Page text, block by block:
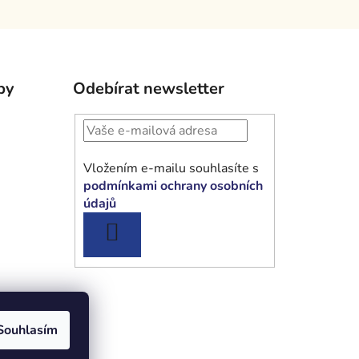
Odebírat newsletter
Vložením e-mailu souhlasíte s
podmínkami ochrany osobních
údajů
SE